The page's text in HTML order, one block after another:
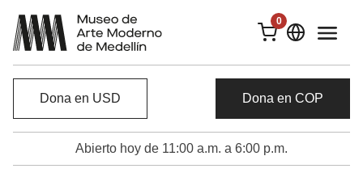
0
Dona en USD Dona en COP
Abierto hoy de 11:00 a.m. a 6:00 p.m.